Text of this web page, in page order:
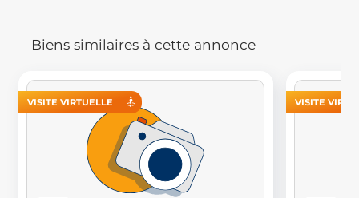
Biens similaires à cette annonce
VISITE VIRTUELLE VISITE